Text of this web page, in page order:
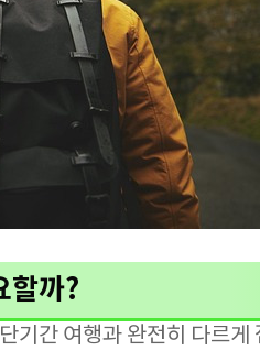
할까?
기간 여행과 완전히 다르게